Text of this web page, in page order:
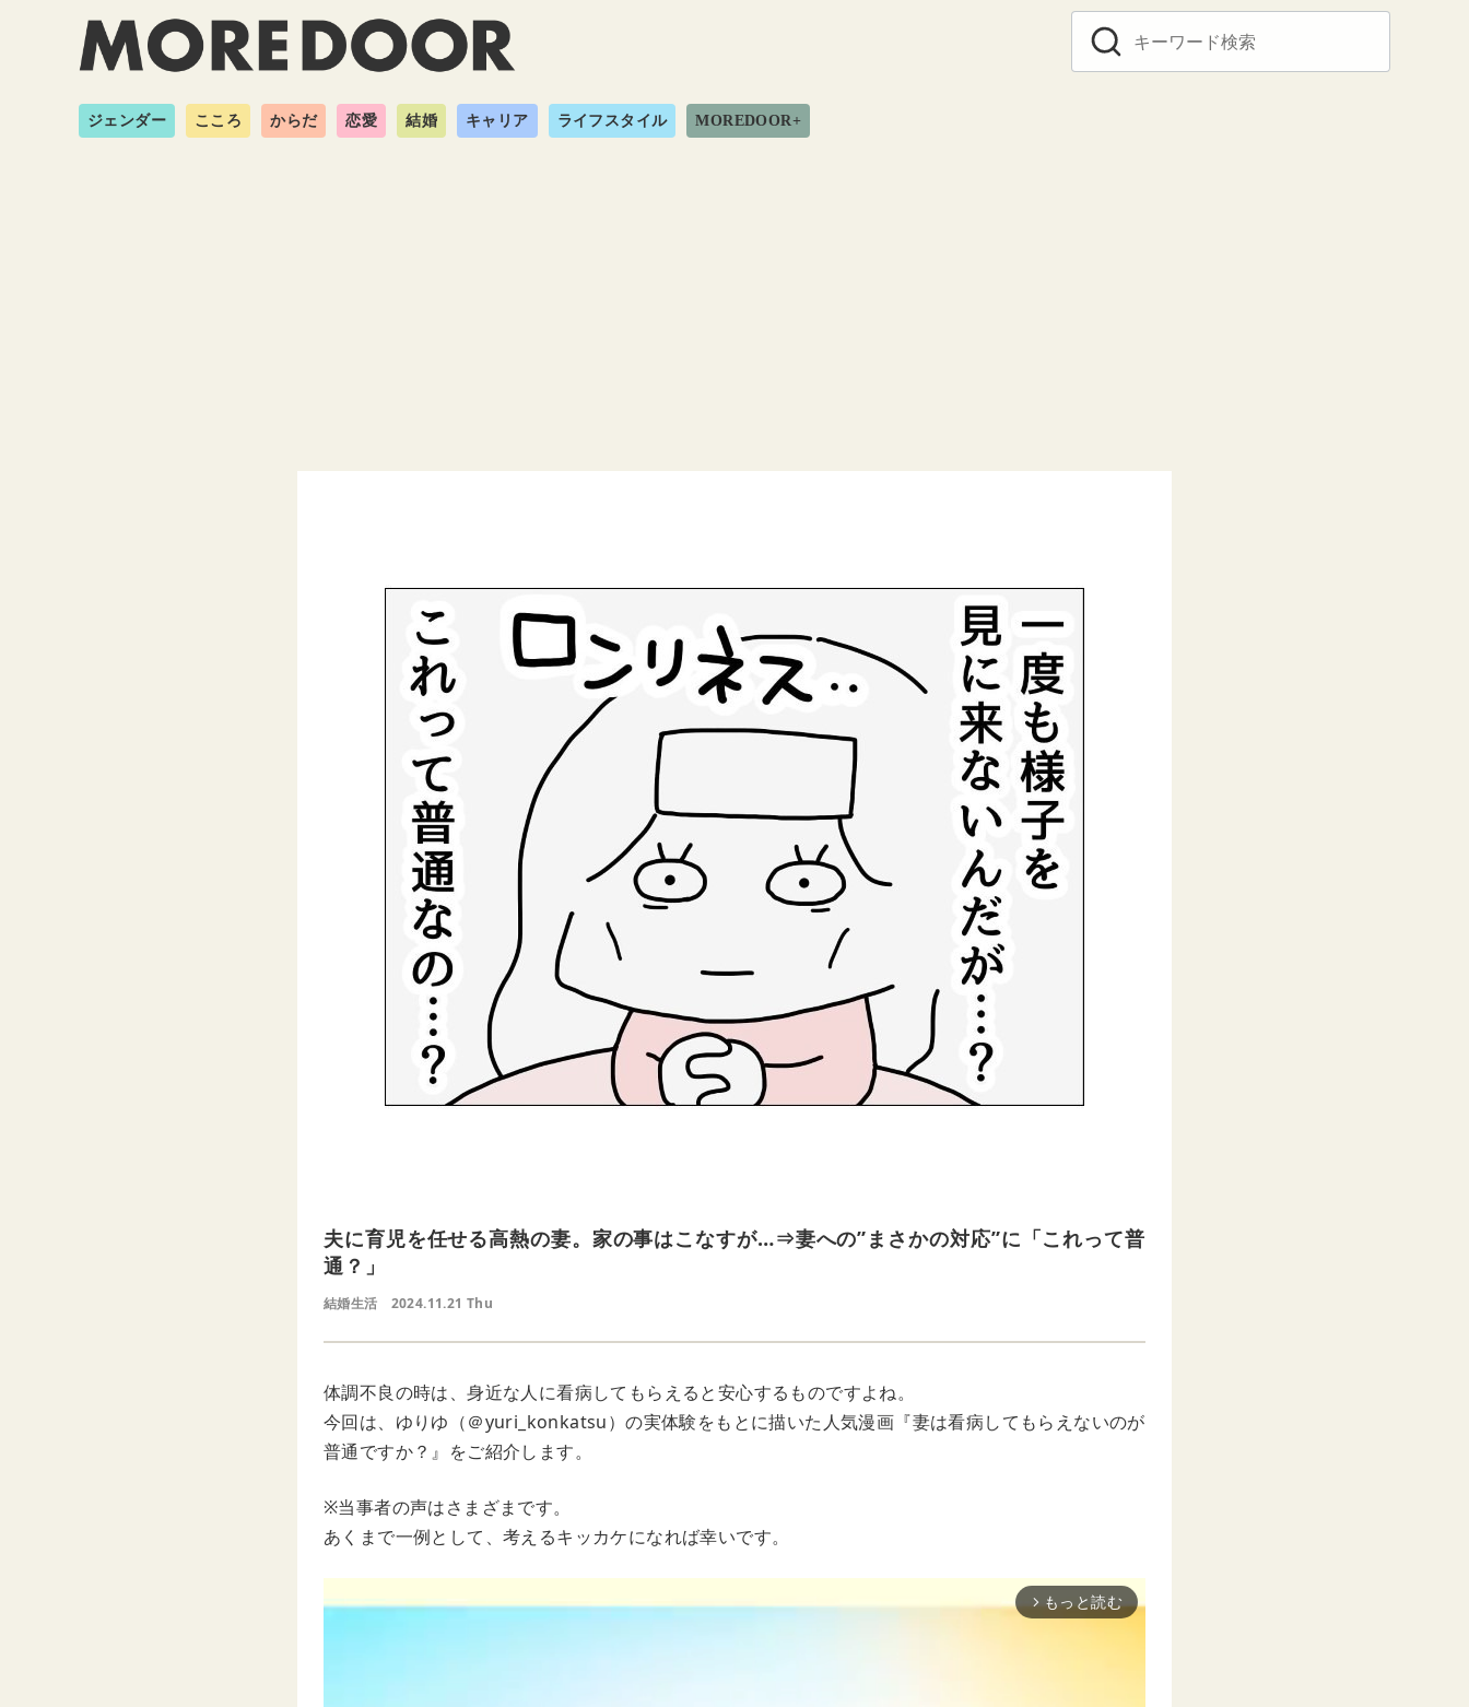
ジェンダー こころ からだ 恋愛 結婚 キャリア ライフスタイル MOREDOOR+
夫に育児を任せる高熱の妻。家の事はこなすが…⇒妻への”まさかの対応”に「これって普
通？」
結婚生活 2024.11.21 Thu
体調不良の時は、身近な人に看病してもらえると安心するものですよね。
今回は、ゆりゆ（＠yuri_konkatsu）の実体験をもとに描いた人気漫画『妻は看病してもらえないのが
普通ですか？』をご紹介します。
※当事者の声はさまざまです。
あくまで一例として、考えるキッカケになれば幸いです。
arrow_forward_ios もっと読む